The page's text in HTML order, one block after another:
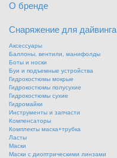
О бренде
Снаряжение для дайвинга
Аксессуары
Баллоны, вентили, манифолды
Боты и носки
Буи и подъемные устройства
Гидрокостюмы мокрые
Гидрокостюмы полусухие
Гидрокостюмы сухие
Гидромайки
Инструменты и запчасти
Компенсаторы
Комплекты маска+трубка
Ласты
Маски
Маски с диоптрическими линзами